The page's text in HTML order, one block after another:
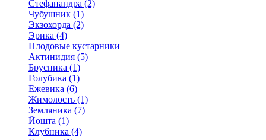
Стефанандра (2)
Чубушник (1)
Экзохорда (2)
Эрика (4)
Плодовые кустарники
Актинидия (5)
Брусника (1)
Голубика (1)
Ежевика (6)
Жимолость (1)
Земляника (7)
Йошта (1)
Клубника (4)